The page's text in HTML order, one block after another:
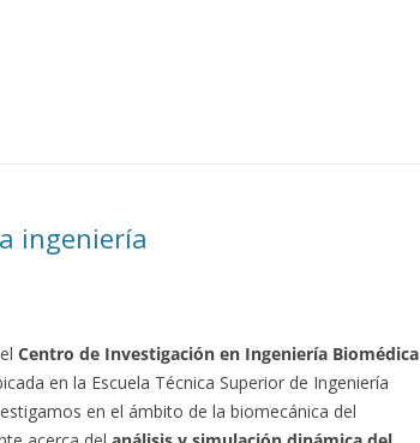
ingeniería
Centro de Investigación en Ingeniería Biomédica
en la Escuela Técnica Superior de Ingeniería
en el ámbito de la biomecánica del